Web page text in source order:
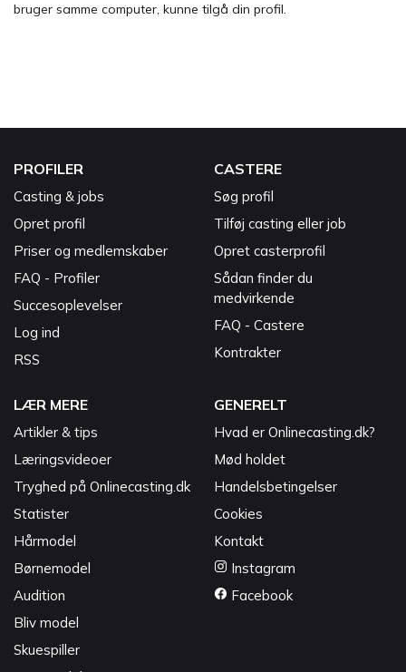
bruger samme computer, kunne tilgå din profil.
PROFILER
Casting & jobs
Opret profil
Priser og medlemskaber
FAQ - Profiler
Succesoplevelser
Log ind
RSS
CASTERE
Søg profil
Tilføj casting eller job
Opret casterprofil
Sådan finder du
medvirkende
FAQ - Castere
Kontrakter
LÆR MERE
Artikler & tips
Læringsvideoer
Tryghed på Onlinecasting.dk
Statister
Hårmodel
Børnemodel
Audition
Bliv model
Skuespiller
GENERELT
Hvad er Onlinecasting.dk?
Mød holdet
Handelsbetingelser
Cookies
Kontakt
Instagram
Facebook